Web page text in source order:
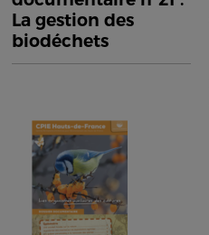
La gestion des
biodéchets